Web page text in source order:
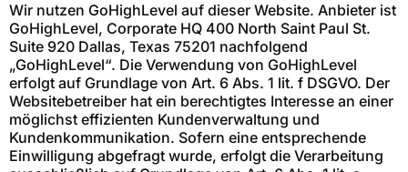
Wir nutzen GoHighLevel auf dieser Website. Anbieter ist
GoHighLevel, Corporate HQ 400 North Saint Paul St.
Suite 920 Dallas, Texas 75201 nachfolgend
„GoHighLevel“. Die Verwendung von GoHighLevel
erfolgt auf Grundlage von Art. 6 Abs. 1 lit. f DSGVO. Der
Websitebetreiber hat ein berechtigtes Interesse an einer
möglichst effizienten Kundenverwaltung und
Kundenkommunikation. Sofern eine entsprechende
Einwilligung abgefragt wurde, erfolgt die Verarbeitung